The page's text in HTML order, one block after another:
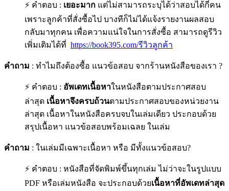
⚡ คำตอบ : เยอะมาก แต่ไม่สามารถระบุได้ว่าสอบได้กี่คน
เพราะลูกค้าที่สั่งซื้อไป บางทีก็ไม่ได้แจ้งรายงานผลสอบ
กลับมาทุกคน เพื่อความแน่ใจในการสั่งซื้อ สามารถดูรีวิว
เพิ่มเติมได้ที่ https://book395.com/รีวิวลูกค้า
คำถาม : ทำไมถึงต้องซื้อ แนวข้อสอบ จากร้านหนังสือของเรา ?
⚡ คำตอบ : อัพเดทเนื้อหาในหนังสือตามประกาศสอบ
ล่าสุด เนื้อหาจึงครบถ้วนตามประกาศสอบของหน่วยงาน
ล่าสุด เนื้อหาในหนังสือครบจบในเล่มเดียว ประกอบด้วย
สรุปเนื้อหา แนวข้อสอบพร้อมเฉลย ในเล่ม
คำถาม : ในเล่มมีเฉพาะเนื้อหา หรือ มีทั้งแนวข้อสอบ?
⚡ คำตอบ : หนังสือที่จัดพิมพ์ขึ้นทุกเล่ม ไม่ว่าจะในรูปแบบ
PDF หรือเล่มหนังสือ จะประกอบด้วยเนื้อหาที่อัพเดทล่าสุด